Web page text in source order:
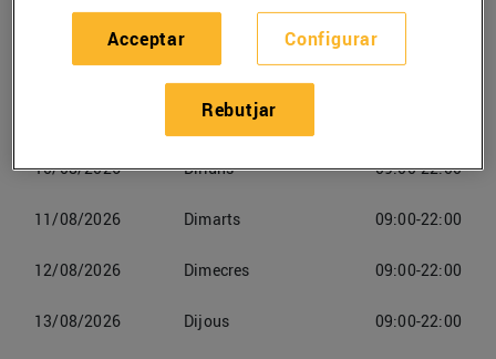
Horaris Bonpreuesclat Online
Igualada
Diumenge
10/08/2026 Dilluns 09:00-22:00
11/08/2026 Dimarts 09:00-22:00
12/08/2026 Dimecres 09:00-22:00
13/08/2026 Dijous 09:00-22:00
Configurar
Rebutjar
Acceptar